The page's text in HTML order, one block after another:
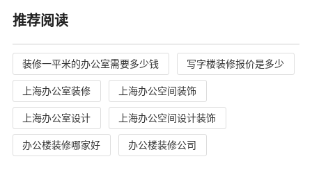
推荐阅读
装修一平米的办公室需要多少钱 写字楼装修报价是多少
上海办公室装修 上海办公空间装饰
上海办公室设计 上海办公空间设计装饰
办公楼装修哪家好 办公楼装修公司